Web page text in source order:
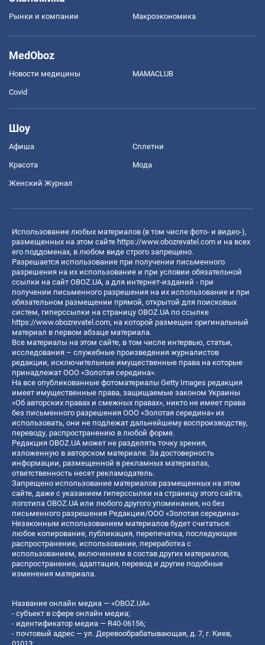
Рынки и компании Mакроэкономика
MedOboz
Новости медицины MAMACLUB
Covid
Шоу
Афиша Сплетни
Красота Мода
Женский Журнал
Использование любых материалов (в том числе фото- и видео-),
размещенных на этом сайте https://www.obozrevatel.com и на всех
его поддоменах, в любом виде строго запрещено.
Разрешается использование при получении письменного
разрешения на их использование и при условии обязательной
ссылки на сайт OBOZ.UA, а для интернет-изданий - при
получении письменного разрешения на их использование и при
обязательном размещении прямой, открытой для поисковых
систем, гиперссылки на страницу OBOZ.UA по ссылке
https://www.obozrevatel.com, на которой размещен оригинальный
материал в первом абзаце материала.
Все материалы на этом сайте, в том числе интервью, статьи,
исследования – служебные произведения журналистов
редакции, исключительные имущественные права на которые
принадлежат ООО «Золотая середина».
На все опубликованные фотоматериалы Getty Images редакция
имеет имущественные права, защищаемые законом Украины
«Об авторских правах и смежных правах», никто не имеет права
без письменного разрешения ООО «Золотая середина» их
использовать, они не подлежат дальнейшему воспроизводству,
переводу, распространению в любой форме.
Редакция OBOZ.UA может не разделять точку зрения,
изложенную в авторском материале. За достоверность
информации, размещенной в рекламных материалах,
ответственность несет рекламодатель.
Запрещено использование материалов размещенных на этом
сайте, даже с указанием гиперссылки на страницу этого сайта,
логотипа OBOZ.UA или любого другого упоминания, но без
письменного разрешения Редакции/ООО «Золотая середина»
Незаконным использованием материалов будет считаться:
любое копирование, публикация, перепечатка, последующее
распространение, использование, переработка с
использованием, включением в состав других материалов,
распространение, адаптация, перевод и другие подобные
изменения материала.
Название онлайн медиа — «OBOZ.UA»
- субъект в сфере онлайн медиа;
- идентификатор медиа — R40-06156;
- почтовый адрес — ул. Деревообрабатывающая, д. 7, г. Киев,